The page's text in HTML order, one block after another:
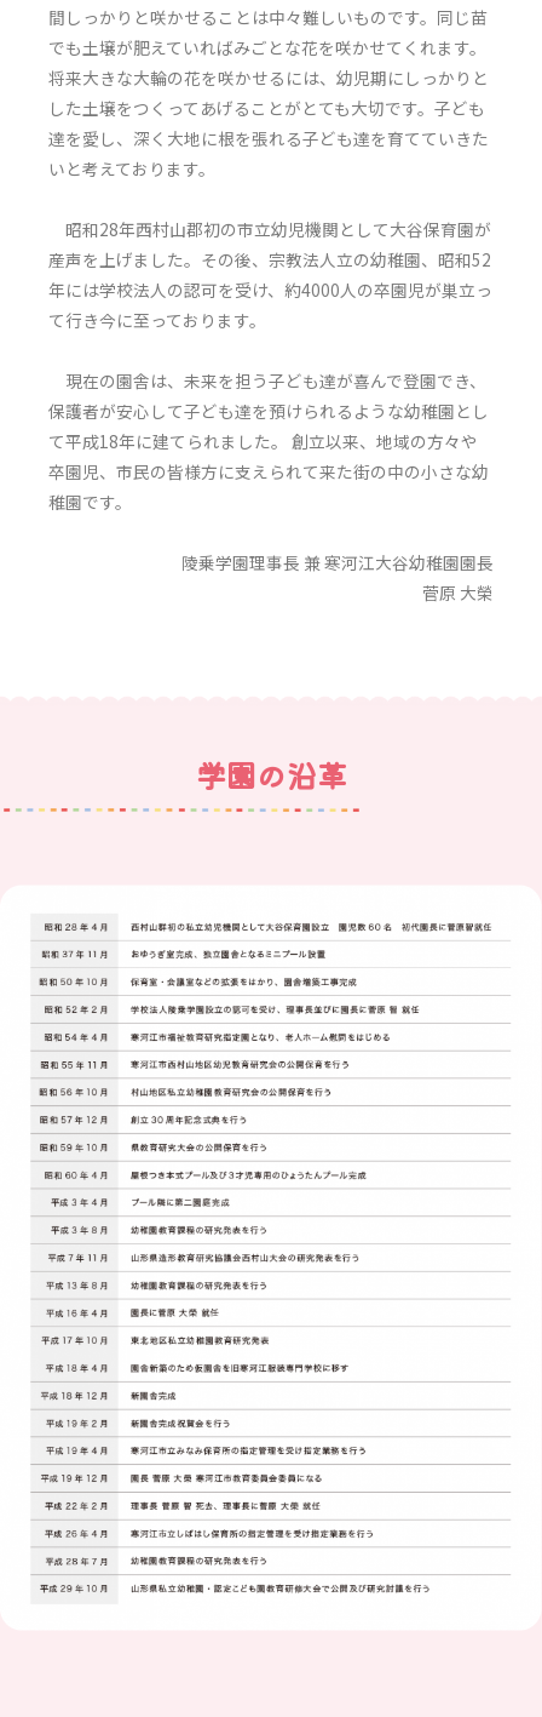
間しっかりと咲かせることは中々難しいものです。同じ苗
でも土壌が肥えていればみごとな花を咲かせてくれます。
将来大きな大輪の花を咲かせるには、幼児期にしっかりと
した土壌をつくってあげることがとても大切です。子ども
達を愛し、深く大地に根を張れる子ども達を育てていきた
いと考えております。
昭和28年西村山郡初の市立幼児機関として大谷保育園が
産声を上げました。その後、宗教法人立の幼稚園、昭和52
年には学校法人の認可を受け、約4000人の卒園児が巣立っ
て行き今に至っております。
現在の園舎は、未来を担う子ども達が喜んで登園でき、
保護者が安心して子ども達を預けられるような幼稚園とし
て平成18年に建てられました。 創立以来、地域の方々や
卒園児、市民の皆様方に支えられて来た街の中の小さな幼
稚園です。
陵乗学園理事長 兼 寒河江大谷幼稚園園長
菅原 大榮
学園の沿革